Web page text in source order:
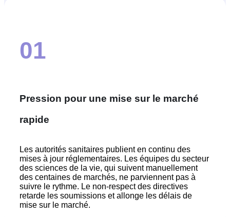
01
Pression pour une mise sur le marché
rapide
Les autorités sanitaires publient en continu des
mises à jour réglementaires. Les équipes du secteur
des sciences de la vie, qui suivent manuellement
des centaines de marchés, ne parviennent pas à
suivre le rythme. Le non-respect des directives
retarde les soumissions et allonge les délais de
mise sur le marché.